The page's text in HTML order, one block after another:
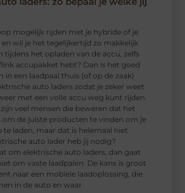
mogelijk rijden met je hybride of je
wil je het tegelijkertijd zo makkelijk
tijdens het opladen van de accu, zelfs
accupakket hebt? Dan is het goed
in een laadpaal thuis (of op de zaak)
auto laders zodat je zeker weet
met een volle accu weg kunt rijden.
veel mensen die beweren dat het
om de juiste producten te vinden om je
te laden, maar dat is helemaal niet
auto lader heb jij nodig?
om elektrische auto laders, dan gaat
om vaste laadpalen. De kans is groot
naar een mobiele laadoplossing, die
in de auto en waar